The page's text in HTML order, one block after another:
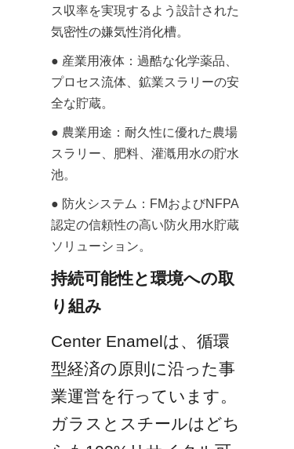
ス収率を実現するよう設計された
気密性の嫌気性消化槽。
● 産業用液体：過酷な化学薬品、
プロセス流体、鉱業スラリーの安
全な貯蔵。
● 農業用途：耐久性に優れた農場
スラリー、肥料、灌漑用水の貯水
池。
● 防火システム：FMおよびNFPA
認定の信頼性の高い防火用水貯蔵
ソリューション。
持続可能性と環境への取
り組み
Center Enamelは、循環
型経済の原則に沿った事
業運営を行っています。
ガラスとスチールはどち